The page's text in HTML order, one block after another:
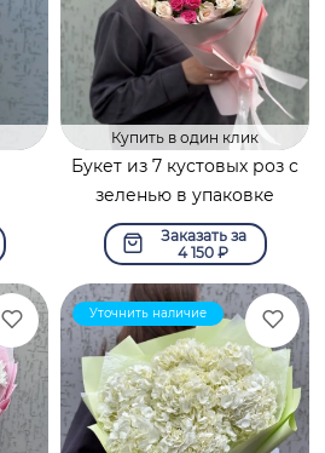
Купить в один клик
Букет из 7 кустовых роз с
зеленью в упаковке
Заказать за
4 150 ₽
Уточнить наличие